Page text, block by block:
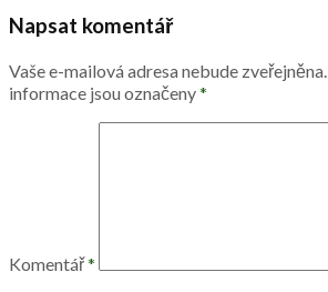
Napsat komentář
Vaše e-mailová adresa nebude zveřejněna.
informace jsou označeny*
Komentář*